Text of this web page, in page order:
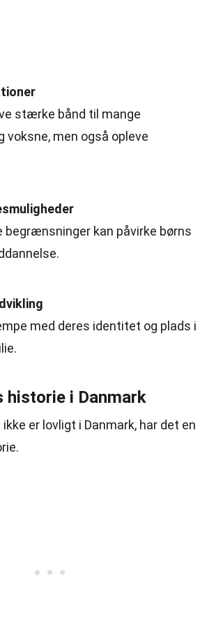
stærke bånd til mange
voksne, men også opleve
begrænsninger kan påvirke børns
med deres identitet og plads i
historie i Danmark
er lovligt i Danmark, har det en